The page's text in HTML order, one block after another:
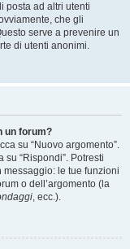
posta ad altri utenti
che gli
serve a prevenire un
di utenti anonimi.
un forum?
su “Nuovo argomento”.
“Rispondi”. Potresti
le tue funzioni
o dell’argomento (la
, ecc.).